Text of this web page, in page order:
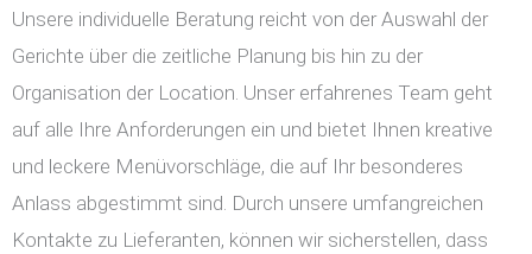
Unsere individuelle Beratung reicht von der Auswahl der
Gerichte über die zeitliche Planung bis hin zu der
Organisation der Location. Unser erfahrenes Team geht
auf alle Ihre Anforderungen ein und bietet Ihnen kreative
und leckere Menüvorschläge, die auf Ihr besonderes
Anlass abgestimmt sind. Durch unsere umfangreichen
Kontakte zu Lieferanten, können wir sicherstellen, dass